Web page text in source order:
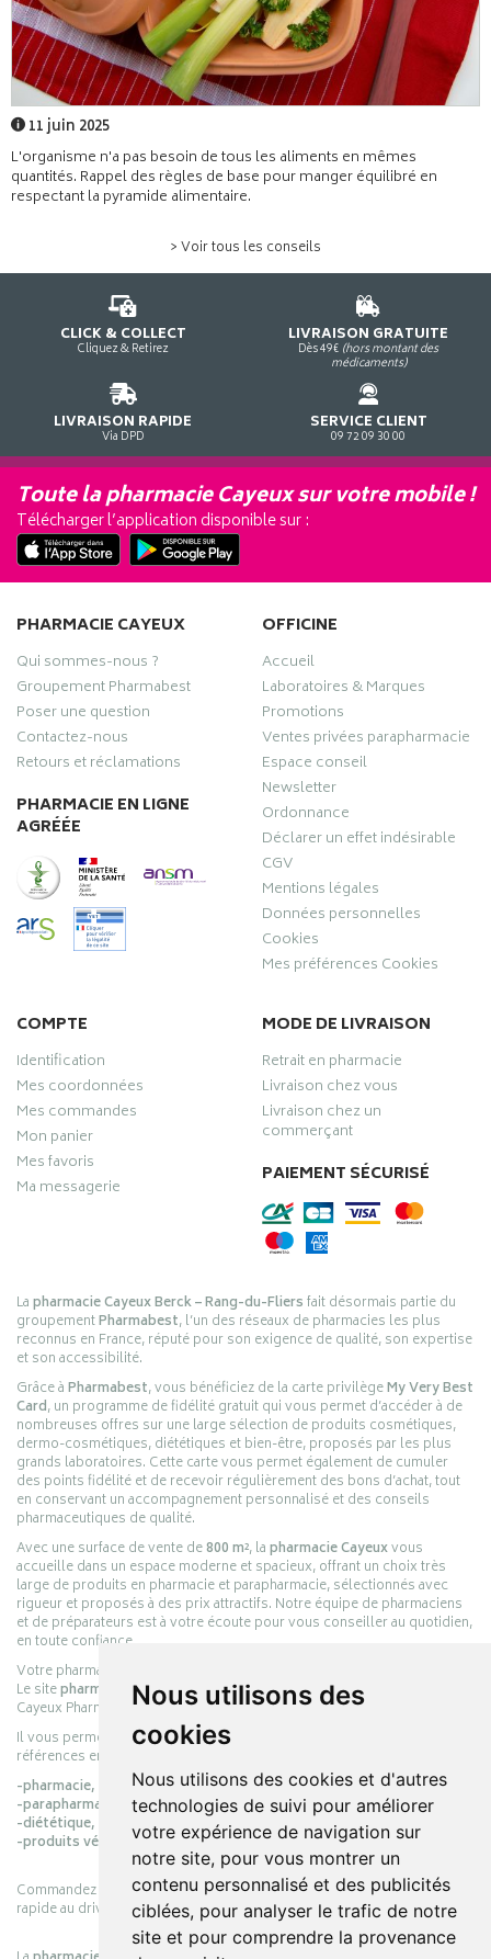
Nous utilisons des
cookies
Nous utilisons des cookies et d'autres
technologies de suivi pour améliorer
votre expérience de navigation sur
notre site, pour vous montrer un
contenu personnalisé et des publicités
ciblées, pour analyser le trafic de notre
site et pour comprendre la provenance
11 juin 2025
L'organisme n'a pas besoin de tous les aliments en mêmes
quantités. Rappel des règles de base pour manger équilibré en
respectant la pyramide alimentaire.
> Voir tous les conseils
CLICK & COLLECT
Cliquez & Retirez
LIVRAISON GRATUITE
Dès 49€ (hors montant des
médicaments)
LIVRAISON RAPIDE
Via DPD
SERVICE CLIENT
09 72 09 30 00
Toute la pharmacie Cayeux sur votre mobile !
Télécharger l’application disponible sur :
PHARMACIE CAYEUX
Qui sommes-nous ?
Groupement Pharmabest
Poser une question
Contactez-nous
Retours et réclamations
PHARMACIE EN LIGNE
AGRÉÉE
OFFICINE
Accueil
Laboratoires & Marques
Promotions
Ventes privées parapharmacie
Espace conseil
Newsletter
Ordonnance
Déclarer un effet indésirable
CGV
Mentions légales
Données personnelles
Cookies
Mes préférences Cookies
COMPTE
Identification
Mes coordonnées
Mes commandes
Mon panier
Mes favoris
Ma messagerie
MODE DE LIVRAISON
Retrait en pharmacie
Livraison chez vous
Livraison chez un
commerçant
PAIEMENT SÉCURISÉ
Lapharmacie Cayeux Berck – Rang-du-Fliersfait désormais partie du
groupementPharmabest, l’un des réseaux de pharmacies les plus
reconnus en France, réputé pour son exigence de qualité, son expertise
et son accessibilité.
Grâce àPharmabest, vous bénéficiez de la carte privilègeMy Very Best
Card, un programme de fidélité gratuit qui vous permet d’accéder à de
nombreuses offres sur une large sélection de produits cosmétiques,
dermo-cosmétiques, diététiques et bien-être, proposés par les plus
grands laboratoires. Cette carte vous permet également de cumuler
des points fidélité et de recevoir régulièrement des bons d’achat, tout
en conservant un accompagnement personnalisé et des conseils
pharmaceutiques de qualité.
Avec une surface de vente de800 m², lapharmacie Cayeuxvous
accueille dans un espace moderne et spacieux, offrant un choix très
large de produits en pharmacie et parapharmacie, sélectionnés avec
rigueur et proposés à des prix attractifs. Notre équipe de pharmaciens
et de préparateurs est à votre écoute pour vous conseiller au quotidien,
en toute confiance.
Votre pharmacie en ligne :
Le sitepharmacie-cayeux.frest le prolongement digital de la pharmacie
Cayeux Pharmabest Berck-sur-Mer – Rang-du-Fliers.
Il vous permet de réaliser vos achats en ligne parmi des milliers de
références en :
-pharmacie,
-parapharmacie,
-diététique,
-produits vétérinaires.
Commandez simplement vos produits en ligne et choisissez le retrait
rapide au drive ou la livraison à domicile, en toute simplicité.